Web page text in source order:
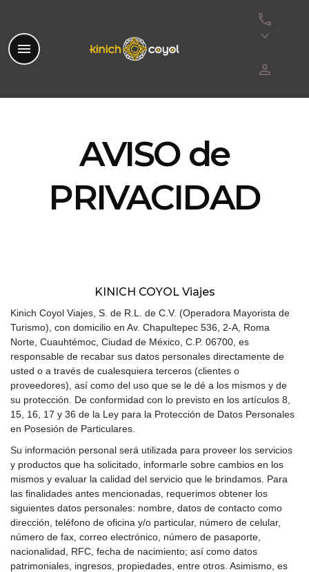
menu
phone
keyboard_arrow_down
perm_identity
AVISO de
PRIVACIDAD
KINICH COYOL Viajes
Kinich Coyol Viajes, S. de R.L. de C.V. (Operadora Mayorista de
Turismo), con domicilio en Av. Chapultepec 536, 2-A, Roma
Norte, Cuauhtémoc, Ciudad de México, C.P. 06700, es
responsable de recabar sus datos personales directamente de
usted o a través de cualesquiera terceros (clientes o
proveedores), así como del uso que se le dé a los mismos y de
su protección. De conformidad con lo previsto en los artículos 8,
15, 16, 17 y 36 de la Ley para la Protección de Datos Personales
en Posesión de Particulares.
Su información personal será utilizada para proveer los servicios
y productos que ha solicitado, informarle sobre cambios en los
mismos y evaluar la calidad del servicio que le brindamos. Para
las finalidades antes mencionadas, requerimos obtener los
siguientes datos personales: nombre, datos de contacto como
dirección, teléfono de oficina y/o particular, número de celular,
número de fax, correo electrónico, número de pasaporte,
nacionalidad, RFC, fecha de nacimiento; así como datos
patrimoniales, ingresos, propiedades, entre otros. Asimismo, es